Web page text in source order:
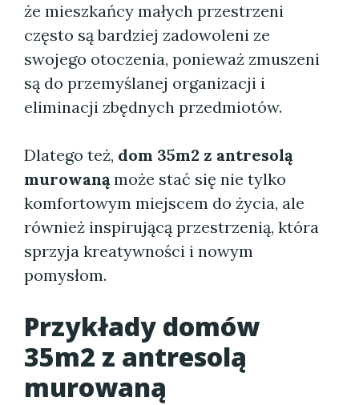
że mieszkańcy małych przestrzeni
często są bardziej zadowoleni ze
swojego otoczenia, ponieważ zmuszeni
są do przemyślanej organizacji i
eliminacji zbędnych przedmiotów.
Dlatego też, dom 35m2 z antresolą
murowanąmoże stać się nie tylko
komfortowym miejscem do życia, ale
również inspirującą przestrzenią, która
sprzyja kreatywności i nowym
pomysłom.
Przykłady domów
35m2 z antresolą
murowaną